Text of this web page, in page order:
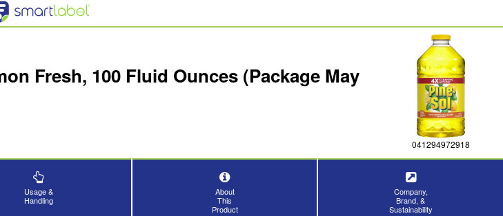
Fresh, 100 Fluid Ounces (Package May
041294972918
Usage &
Handling
About
This
Product
Company,
Brand, &
Sustainability